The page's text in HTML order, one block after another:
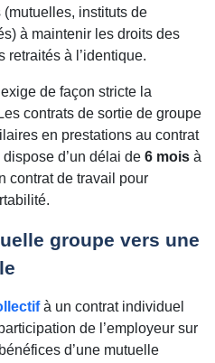
instituts de
à maintenir les droits des
retraités à l’identique.
de façon stricte la
contrats de sortie de groupe
en prestations au contrat
d’un délai de 6 mois à
contrat de travail pour
groupe vers une
à un contrat individuel
de l’employeur sur
d’une mutuelle